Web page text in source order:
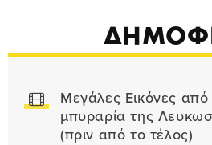
Μεγάλες Εικόνες από
μπυραρία της
(πριν από το τέλος)